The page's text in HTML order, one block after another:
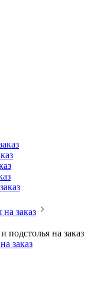
заказ
на заказ
заказ